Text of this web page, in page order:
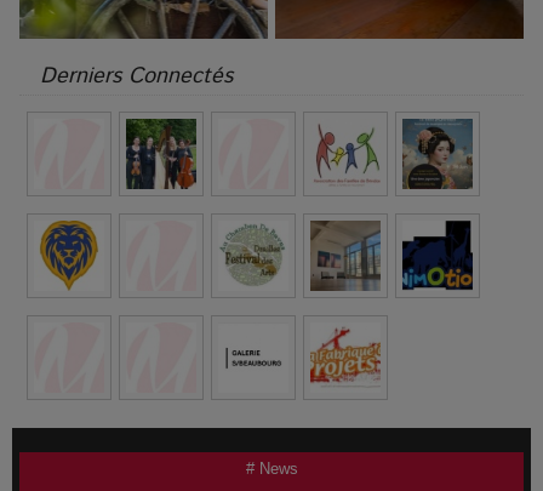
Derniers Connectés
# News